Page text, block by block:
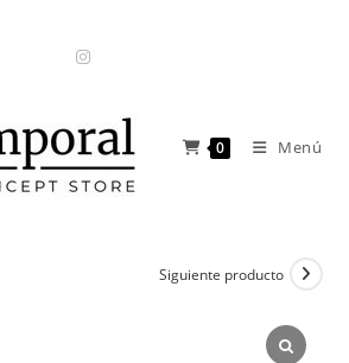
0 Menú
Siguiente producto